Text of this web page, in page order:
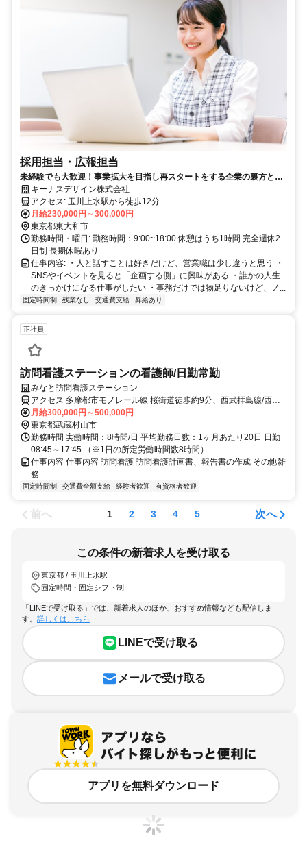
採用担当・広報担当
未経験でも大歓迎！事業拡大を目指し再スタートをする企業の裏方とし
てサポートいただける方募集中！
キーナスデザイン株式会社
アクセス: 玉川上水駅から徒歩12分
月給230,000円～300,000円
東京都東大和市
勤務時間・曜日: 勤務時間：9:00~18:00 休憩はうち1時間 完全週休2
日制 長期休暇あり
仕事内容: ・人と話すことは好きだけど、営業職は少し違うと思う ・
SNSやイベントを見ると「企画する側」に興味がある ・誰かの人生
のきっかけになる仕事がしたい ・事務だけでは物足りないけど、ノ...
固定時間制 残業なし 交通費支給 昇給あり
正社員
訪問看護ステーションの看護師/日勤常勤
みなと訪問看護ステーション
アクセス 多摩都市モノレール線 桜街道徒歩約9分、西武拝島線/西武
新宿線 玉川上水北口(西)徒歩約13分、西武拝島線/西武新宿線 玉川上
水北口(西)徒歩約13分
月給300,000円～500,000円
東京都武蔵村山市
勤務時間 実働時間：8時間/日 平均勤務日数：1ヶ月あたり20日 日勤
08:45～17:45 （※1日の所定労働時間数8時間）
仕事内容 仕事内容 訪問看護 訪問看護計画書、報告書の作成 その他雑
務
固定時間制 交通費全額支給 経験者歓迎 有資格者歓迎
前へ 1 2 3 4 5 次へ
この条件の新着求人を受け取る
東京都 / 玉川上水駅
固定時間・固定シフト制
「LINEで受け取る」では、新着求人のほか、おすすめ情報なども配信しま
す。 詳しくはこちら
LINEで受け取る
メールで受け取る
アプリを無料ダウンロード